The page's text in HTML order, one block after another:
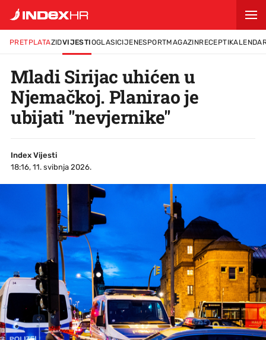
PRETPLATAZIDVIJESTIOGLASICIJENESPORTMAGAZINRECEPTI
Mladi Sirijac uhićen u
Njemačkoj. Planirao je
ubijati "nevjernike"
Index Vijesti
18:16, 11. svibnja 2026.